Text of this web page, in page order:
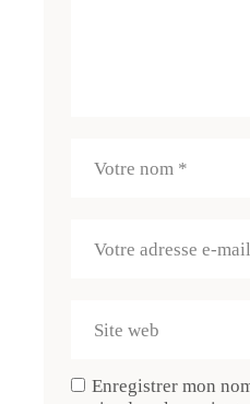
Enregistrer mon